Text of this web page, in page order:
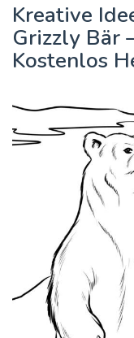
Kreative
Grizzly Bär
Kostenlos